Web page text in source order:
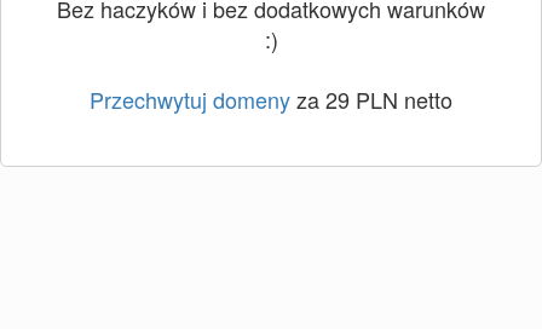
Bez haczyków i bez dodatkowych warunków
:)
Przechwytuj domenyza 29 PLN netto